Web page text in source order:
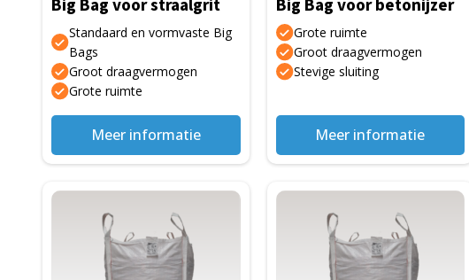
Big Bag voor straalgrit
Standaard en vormvaste Big
Bags
Groot draagvermogen
Grote ruimte
Meer informatie
Big Bag voor betonijzer
Grote ruimte
Groot draagvermogen
Stevige sluiting
Meer informatie